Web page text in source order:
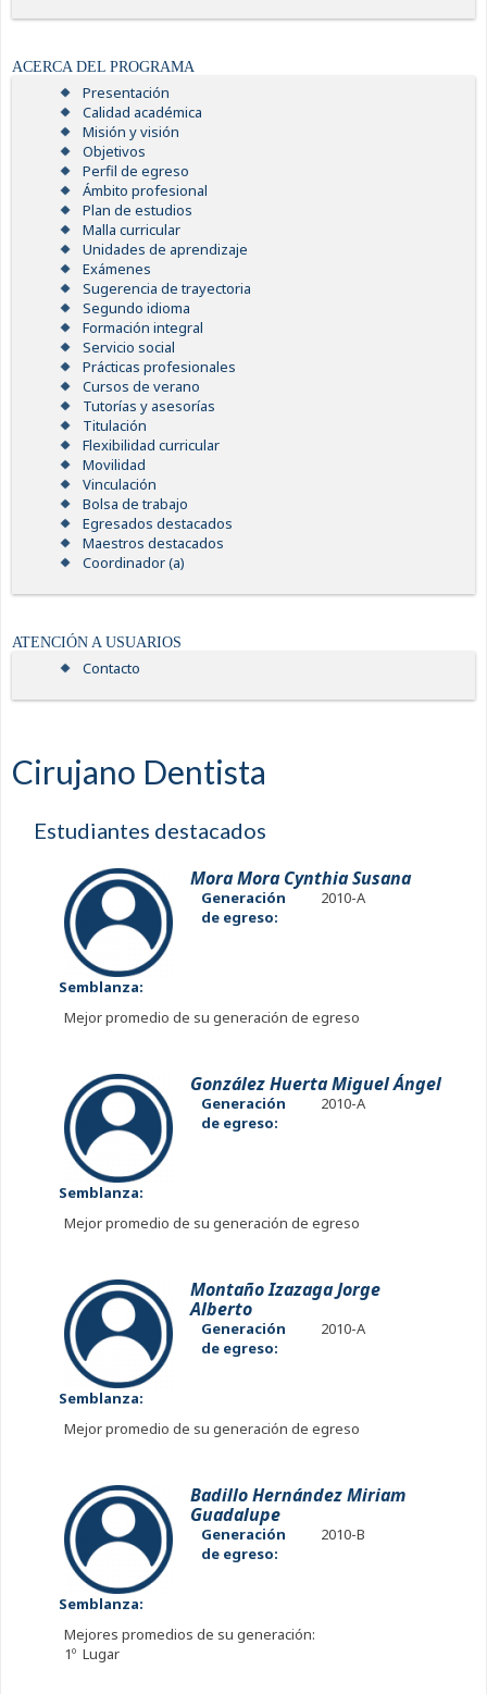
ACERCA DEL PROGRAMA
Presentación
Calidad académica
Misión y visión
Objetivos
Perfil de egreso
Ámbito profesional
Plan de estudios
Malla curricular
Unidades de aprendizaje
Exámenes
Sugerencia de trayectoria
Segundo idioma
Formación integral
Servicio social
Prácticas profesionales
Cursos de verano
Tutorías y asesorías
Titulación
Flexibilidad curricular
Movilidad
Vinculación
Bolsa de trabajo
Egresados destacados
Maestros destacados
Coordinador (a)
ATENCIÓN A USUARIOS
Contacto
Cirujano Dentista
Estudiantes destacados
Mora Mora Cynthia Susana
Generación
de egreso:
2010-A
Semblanza:
Mejor promedio de su generación de egreso
González Huerta Miguel Ángel
Generación
de egreso:
2010-A
Semblanza:
Mejor promedio de su generación de egreso
Montaño Izazaga Jorge
Alberto
Generación
de egreso:
2010-A
Semblanza:
Mejor promedio de su generación de egreso
Badillo Hernández Miriam
Guadalupe
Generación
de egreso:
2010-B
Semblanza:
Mejores promedios de su generación:
1º Lugar